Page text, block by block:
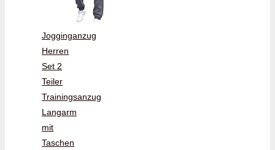
Jogginganzug
Herren
Set 2
Teiler
Trainingsanzug
Langarm
mit
Taschen